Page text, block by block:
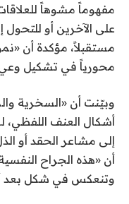
مفهوماً مشوهاً
على الآخرين أو
مستقبلاً، مؤكدة أن
محورياً في تشكيل وعي
وبيّنت أن «السخرية
أشكال العنف اللفظي،
إلى مشاعر الحقد أو
أن «هذه الجراح
وتنعكس في شكل بعد